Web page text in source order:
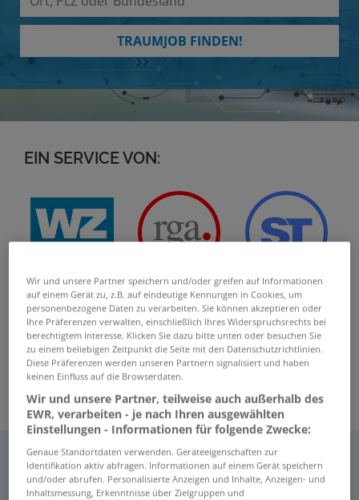
TRAUMJOB FINDEN!
EIN SERVICE VON:
TOP-JOBS
ALLE TOP-JOBS
Wir haben interessante Stellen für Sie
Wir und unsere Partner speichern und/oder greifen auf Informationen
auf einem Gerät zu, z.B. auf eindeutige Kennungen in Cookies, um
personenbezogene Daten zu verarbeiten. Sie können akzeptieren oder
Ihre Präferenzen verwalten, einschließlich Ihres Widerspruchsrechts bei
berechtigtem Interesse. Klicken Sie dazu bitte unten oder besuchen Sie
zu einem beliebigen Zeitpunkt die Seite mit den Datenschutzrichtlinien.
Diese Präferenzen werden unseren Partnern signalisiert und haben
keinen Einfluss auf die Browserdaten.
Wir und unsere Partner, teilweise auch außerhalb des
EWR, verarbeiten - je nach Ihren ausgewählten
Einstellungen - Informationen für folgende Zwecke:
Genaue Standortdaten verwenden. Geräteeigenschaften zur
Identifikation aktiv abfragen. Informationen auf einem Gerät speichern
und/oder abrufen. Personalisierte Anzeigen und Inhalte, Anzeigen- und
Inhaltsmessung, Erkenntnisse über Zielgruppen und